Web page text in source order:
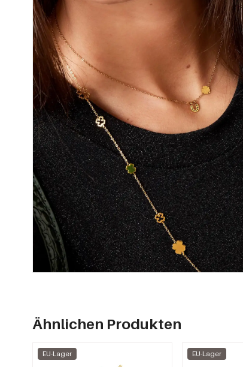
Ähnlichen Produkten
EU-Lager EU-Lager